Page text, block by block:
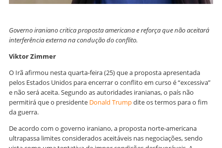
Governo iraniano critica proposta americana e reforça que não aceitará
interferência externa na condução do conflito.
Viktor Zimmer
O Irã afirmou nesta quarta-feira (25) que a proposta apresentada
pelos Estados Unidos para encerrar o conflito em curso é “excessiva”
e não será aceita. Segundo as autoridades iranianas, o país não
permitirá que o presidente Donald Trumpdite os termos para o fim
da guerra.
De acordo com o governo iraniano, a proposta norte-americana
ultrapassa limites considerados aceitáveis nas negociações, sendo